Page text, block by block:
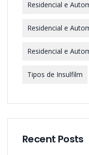
Residencial e
Residencial e
Residencial e
Tipos de Insulfilm
Recent Posts